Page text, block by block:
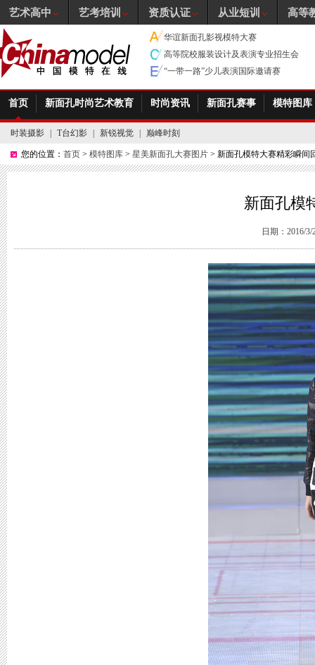
华谊新面孔影视模特大赛
高等院校服装设计及表演专业招生会
“一带一路”少儿表演国际邀请赛
首页 新面孔时尚艺术教育 时尚资讯 新面孔赛事 模特图库
时装摄影 T台幻影 新锐视觉 巅峰时刻
您的位置： 首页 > 模特图库 > 星美新面孔大赛图片 > 新面孔模特大赛精彩瞬间
新面孔模
日期：2016/3/
艺术高中 艺考培训 资质认证 从业短训 高等